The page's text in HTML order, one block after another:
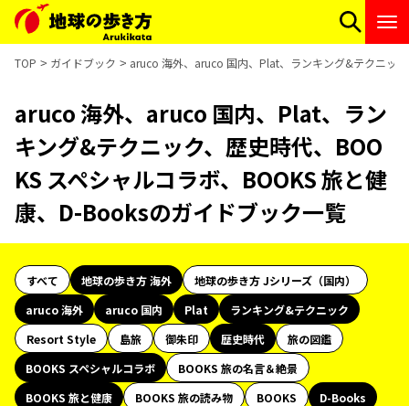
TOP ガイドブック aruco 海外、aruco 国内、Plat、ランキング&テクニッ
aruco 海外、aruco 国内、Plat、ラン
キング&テクニック、歴史時代、BOO
KS スペシャルコラボ、BOOKS 旅と健
康、D-Booksのガイドブック一覧
すべて 地球の歩き方 海外
地球の歩き方 Jシリーズ（国内）
aruco 海外
aruco 国内 Plat
ランキング&テクニック
Resort Style
島旅 御朱印 歴史時代
旅の図鑑
BOOKS スペシャルコラボ
BOOKS 旅の名言＆絶景
BOOKS 旅と健康
BOOKS 旅の読み物 BOOKS
D-Books